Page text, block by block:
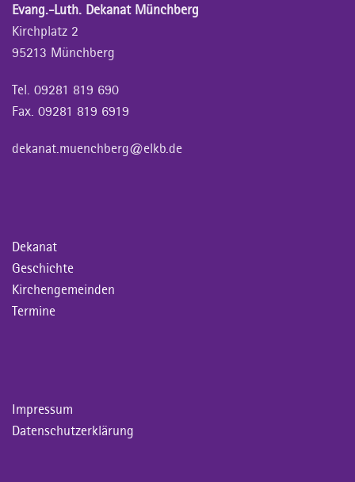
Evang.-Luth. Dekanat Münchberg
Kirchplatz 2
95213 Münchberg
Tel. 09281 819 690
Fax. 09281 819 6919
dekanat.muenchberg@elkb.de
Dekanat
Geschichte
Kirchengemeinden
Termine
Impressum
Datenschutzerklärung